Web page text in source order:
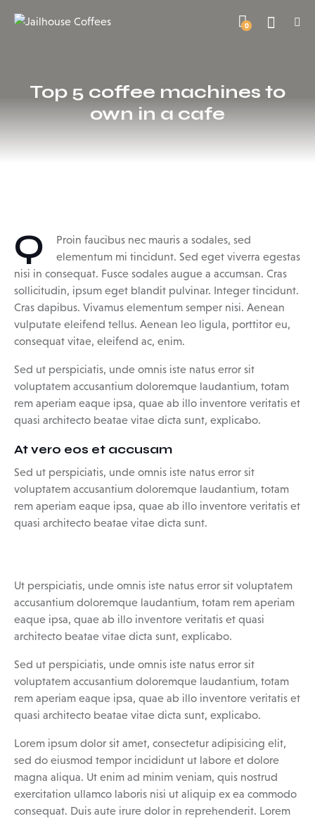
0
Top 5 coffee machines to
own in a cafe
Q
Proin faucibus nec mauris a sodales, sed
elementum mi tincidunt. Sed eget viverra egestas
nisi in consequat. Fusce sodales augue a accumsan. Cras
sollicitudin, ipsum eget blandit pulvinar. Integer tincidunt.
Cras dapibus. Vivamus elementum semper nisi. Aenean
vulputate eleifend tellus. Aenean leo ligula, porttitor eu,
consequat vitae, eleifend ac, enim.
Sed ut perspiciatis, unde omnis iste natus error sit
voluptatem accusantium doloremque laudantium, totam
rem aperiam eaque ipsa, quae ab illo inventore veritatis et
quasi architecto beatae vitae dicta sunt, explicabo.
At vero eos et accusam
Sed ut perspiciatis, unde omnis iste natus error sit
voluptatem accusantium doloremque laudantium, totam
rem aperiam eaque ipsa, quae ab illo inventore veritatis et
quasi architecto beatae vitae dicta sunt.
Ut perspiciatis, unde omnis iste natus error sit voluptatem
accusantium doloremque laudantium, totam rem aperiam
eaque ipsa, quae ab illo inventore veritatis et quasi
architecto beatae vitae dicta sunt, explicabo.
Sed ut perspiciatis, unde omnis iste natus error sit
voluptatem accusantium doloremque laudantium, totam
rem aperiam eaque ipsa, quae ab illo inventore veritatis et
quasi architecto beatae vitae dicta sunt, explicabo.
Lorem ipsum dolor sit amet, consectetur adipisicing elit,
sed do eiusmod tempor incididunt ut labore et dolore
magna aliqua. Ut enim ad minim veniam, quis nostrud
exercitation ullamco laboris nisi ut aliquip ex ea commodo
consequat. Duis aute irure dolor in reprehenderit. Lorem